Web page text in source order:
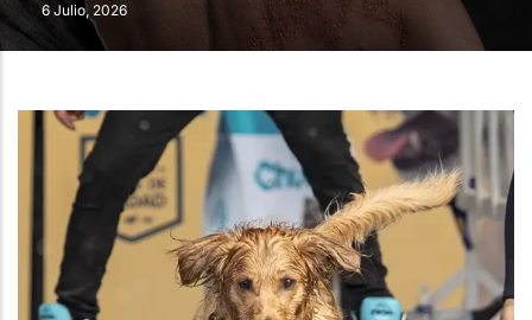
6 Julio, 2026